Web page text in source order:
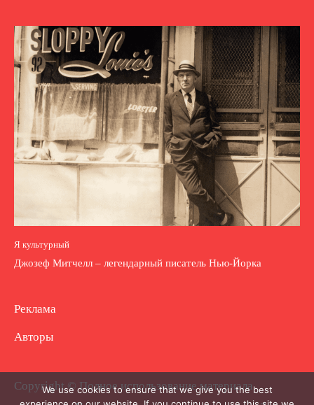
Я культурный
Джозеф Митчелл – легендарный писатель Нью-Йорка
Реклама
Авторы
Copyright © Полное использование материала
We use cookies to ensure that we give you the best